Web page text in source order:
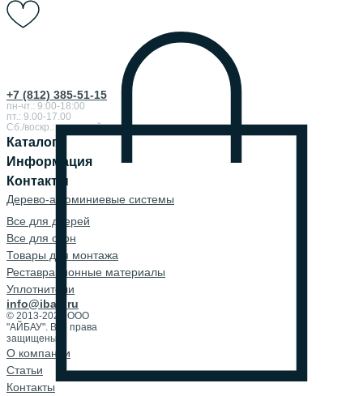
+7 (812) 385-51-15
пн-чт.: 9:00-18:00
пт.: 9.00-17.00
Сб./воскр.: выходной
Каталог
Информация
Контакты
Дерево-алюминиевые системы
Все для дверей
Все для окон
Товары для монтажа
Реставрационные материалы
Уплотнители
info@ibau.ru
© 2013-2026 ООО
"АЙБАУ". Все права
защищены.
О компании
Cтатьи
Контакты